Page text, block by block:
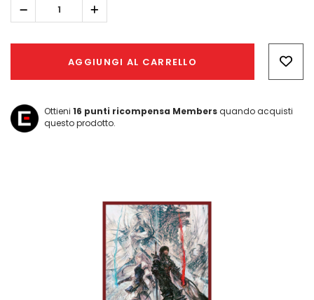
Diminuisci
quantità:
Aumenta
quantità:
AGGIUNGI AL CARRELLO
Ottieni 16 punti ricompensa Membersquando acquisti
questo prodotto.